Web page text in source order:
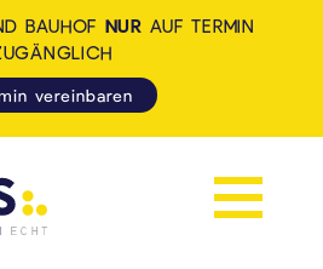
Navigation
BAUHOF NUR AUF TERMIN
vereinbaren